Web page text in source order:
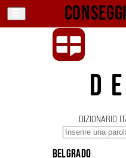
DIZIONARIO
Belgrado